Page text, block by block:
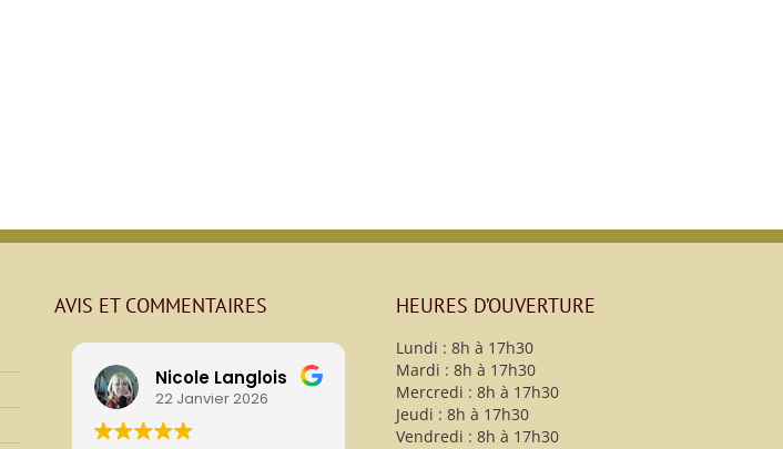
AVIS ET COMMENTAIRES
Nicole Langlois
22 Janvier 2026
christy B
13 Avril 2021
HEURES D’OUVERTURE
Lundi : 8h à 17h30
Mardi : 8h à 17h30
Mercredi : 8h à 17h30
Jeudi : 8h à 17h30
Vendredi : 8h à 17h30